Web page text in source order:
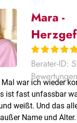
Mara -
Berater-ID:
war ich wieder
ist fast unfassbar
weißt. Und das
Name und